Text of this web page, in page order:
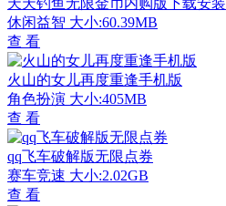
天天钓鱼无限金币内购版下载安装
休闲益智 大小:60.39MB
查 看
火山的女儿再度重逢手机版
角色扮演 大小:405MB
查 看
qq飞车破解版无限点券
赛车竞速 大小:2.02GB
查 看